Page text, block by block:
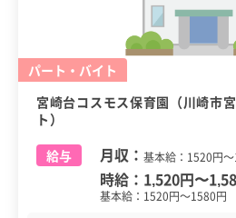
パート・バイト
宮崎台コスモス保育園（川崎市
ト）
給与
月収： 基本給：1520円
時給： 1,520円〜
基本給：1520円～1580円